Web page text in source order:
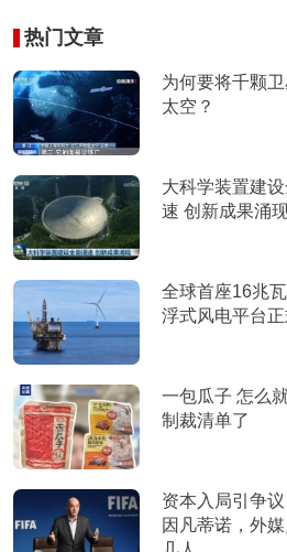
热门文章
为何要将千颗卫
太空？
大科学装置建
速 创新成果涌
全球首座16兆
浮式风电平台
一包瓜子 怎么
制裁清单了
资本入局引争
因凡蒂诺，外